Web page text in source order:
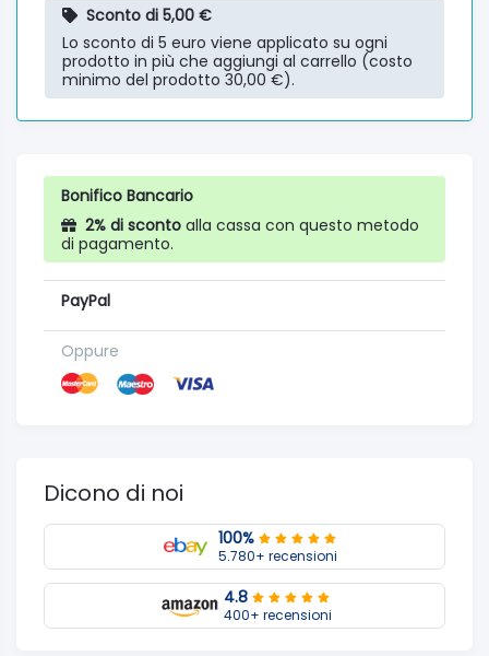
Sconto di 5,00 €
Lo sconto di 5 euro viene applicato su ogni
prodotto in più che aggiungi al carrello (costo
minimo del prodotto 30,00 €).
Bonifico Bancario
2% di sconto alla cassa con questo metodo
di pagamento.
PayPal
Oppure
Dicono di noi
100%
5.780+ recensioni
4.8
400+ recensioni